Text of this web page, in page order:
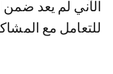
الآني لم يعد ضمن
للتعامل مع